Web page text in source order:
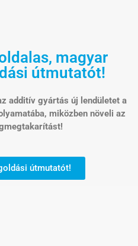
magyar
útmutatót!
additív gyártás új lendületet a
miközben növeli az
útmutatót!